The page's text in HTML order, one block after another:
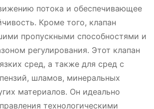
потока и обеспечивающее
Кроме того, клапан
пропускными способностями и
регулирования. Этот клапан
сред, а также для сред с
шламов, минеральных
материалов. Он идеально
технологическими